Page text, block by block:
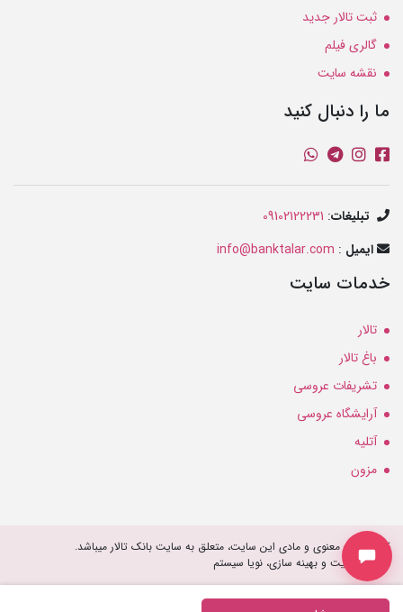
ثبت تالار جدید
گالری فیلم
نقشه سایت
ما را دنبال کنید
تبلیغات:
09102122231
ایمیل :
info@banktalar.com
خدمات سایت
تالار
باغ تالار
تشریفات عروسی
آرایشگاه عروسی
آتلیه
مزون
کلیه حقوق معنوی و مادی این سایت، متعلق به سایت بانک تالار میباشد.
طراحی سایت و بهینه سازی، نویا سیستم